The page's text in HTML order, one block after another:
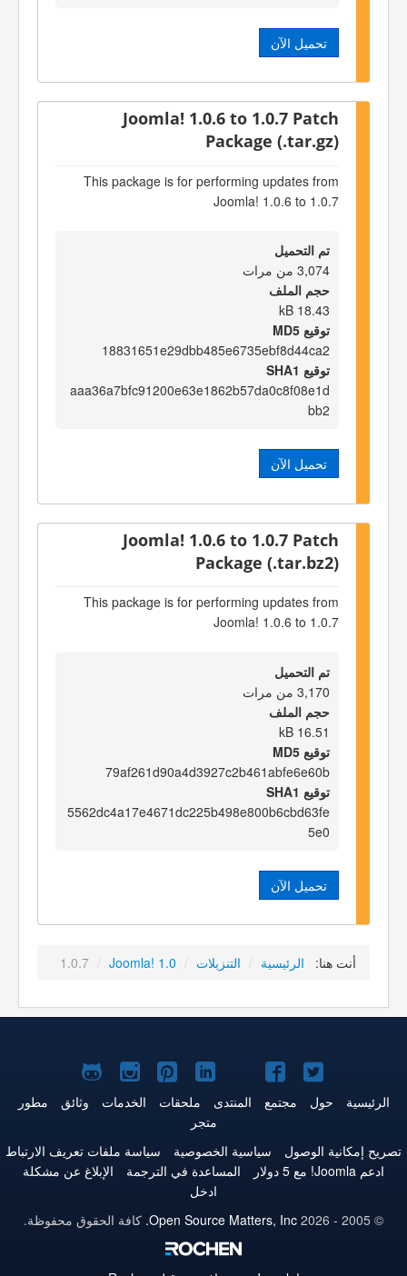
تحميل الآن
Joomla! 1.0.6 to 1.0.7 Patch
Package (.tar.gz)
This package is for performing updates from
Joomla! 1.0.6 to 1.0.7
تم التحميل
3,074 من مرات
حجم الملف
18.43 kB
توقيع MD5
18831651e29dbb485e6735ebf8d44ca2
توقيع SHA1
aaa36a7bfc91200e63e1862b57da0c8f08e1d
bb2
تحميل الآن
Joomla! 1.0.6 to 1.0.7 Patch
Package (.tar.bz2)
This package is for performing updates from
Joomla! 1.0.6 to 1.0.7
تم التحميل
3,170 من مرات
حجم الملف
16.51 kB
توقيع MD5
79af261d90a4d3927c2b461abfe6e60b
توقيع SHA1
5562dc4a17e4671dc225b498e800b6cbd63fe
5e0
تحميل الآن
أنت هنا: الرئيسية / التنزيلات /
Joomla! 1.0
/
1.0.7
على
Joomla!
على
بوك
Joomla!
على
يوتيوب
Joomla!
على
LinkedIn
Joomla!
علىعلى علىGitHub
الرئيسية حول مجتمع المنتدى ملحقات الخدمات وثائق
مطور
متجر
تصريح إمكانية الوصول
سياسية الخصوصية
سياسة ملفات تعريف الارتباط
ادعم Joomla! مع 5 دولار
المساعدة في الترجمة
الإبلاغ عن مشكلة
ادخل
© 2005 - 2026
Open Source Matters, Inc. كافة الحقوق محفوظة.